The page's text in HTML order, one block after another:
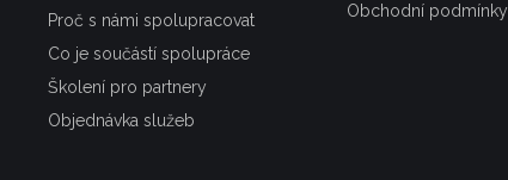
Proč s námi spolupracovat
Co je součástí spolupráce
Školení pro partnery
Objednávka služeb
Obchodní podmínky